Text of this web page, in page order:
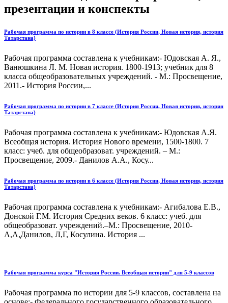
презентации и конспекты
Рабочая программа по истории в 8 классе (История России, Новая история, история
Татарстана)
Рабочая программа составлена к учебникам:- Юдовская А. Я.,
Ванюшкина Л. М. Новая история. 1800-1913; учебник для 8
класса общеобразовательных учреждений. - М.: Просвещение,
2011.- История России,...
Рабочая программа по истории в 7 классе (История России, Новая история, история
Татарстана)
Рабочая программа составлена к учебникам:- Юдовская А.Я.
Всеобщая история. История Нового времени, 1500-1800. 7
класс: учеб. для общеобразоват. учреждений. – М.:
Просвещение, 2009.- Данилов А.А., Косу...
Рабочая программа по истории в 6 классе (История России, Новая история, история
Татарстана)
Рабочая программа составлена к учебникам:- Агибалова Е.В.,
Донской Г.М. История Средних веков. 6 класс: учеб. для
общеобразоват. учреждений.–М.: Просвещение, 2010-
А,А,Данилов, Л,Г, Косулина. История ...
Рабочая программа курса "История России. Всеобщая истории" для 5-9 классов
Рабочая программа по истории для 5-9 классов, составлена на